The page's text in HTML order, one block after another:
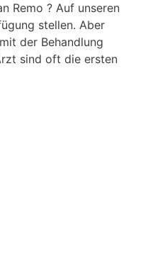
Remo ? Auf unseren
stellen. Aber
der Behandlung
sind oft die ersten